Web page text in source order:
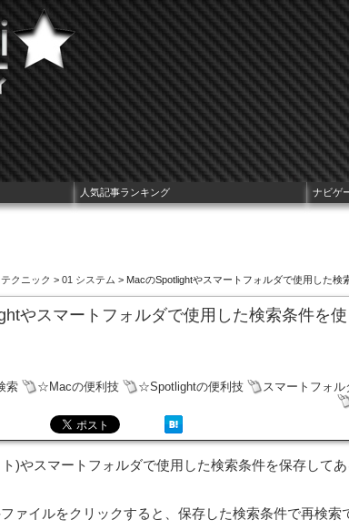
クニック > 01 システム > MacのSpotlightやスマートフォルダで使用した検
やスマートフォルダで使用した検索条件を
索 ☆Macの便利技 ☆Spotlightの便利技 スマートフォル
)やスマートフォルダで使用した検索条件を保存して
ァイルをクリックすると、保存した検索条件で再検索
人気記事ランキング ナビゲ